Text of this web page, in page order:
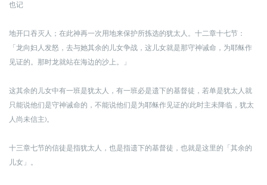
也记
地开口吞灭人；在此神再一次用地来保护所拣选的犹太人。 十二章十七节：
「龙向妇人发怒，去与她其余的儿女争战，这儿女就是那守神诫命，为耶稣作
见证的。那时龙就站在海边的沙上。」
这其余的儿女中有一班是犹太人，有一班必是遗下的基督徒，若单是犹太人就
只能说他们是守神诫命的，不能说他们是为耶稣作见证的(此时主未降临，犹太
人尚未信主)。
十三章七节的信徒是指犹太人，也是指遗下的基督徒，也就是这里的「其余的
儿女」。